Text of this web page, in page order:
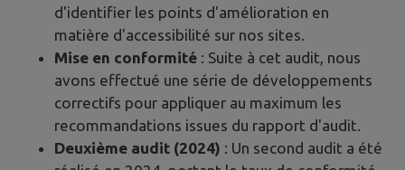
d'identifier les points d'amélioration en
matière d'accessibilité sur nos sites.
Mise en conformité : Suite à cet audit, nous
avons effectué une série de développements
correctifs pour appliquer au maximum les
recommandations issues du rapport d'audit.
Deuxième audit (2024) : Un second audit a été